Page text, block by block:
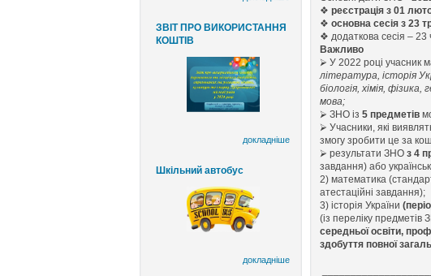
ЗВІТ ПРО ВИКОРИСТАННЯ
КОШТІВ
докладніше
Шкільний автобус
докладніше
❖ реєстрація з 01
❖ основна сесія з 23
❖ додаткова сесія –
Важливо
⮚ У 2022 році учасник
література, історія
біологія, хімія,
мова;
⮚ ЗНО із 5 предметів
⮚ Учасники, які
змогу зробити це за
⮚ результати ЗНО з 4
завдання) або
2) математика
атестаційні завдання);
3) історія України
(із переліку предметів
середньої освіти,
здобуття повної